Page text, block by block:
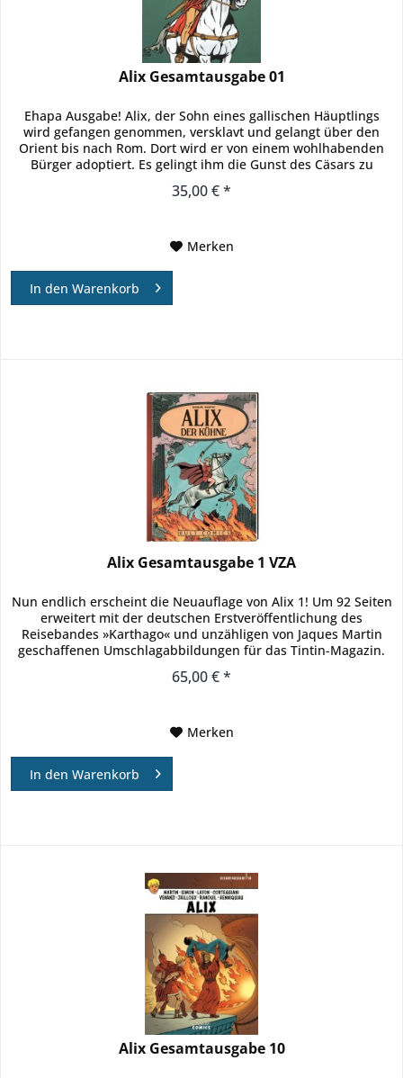
Alix Gesamtausgabe 01
Ehapa Ausgabe! Alix, der Sohn eines gallischen Häuptlings
wird gefangen genommen, versklavt und gelangt über den
Orient bis nach Rom. Dort wird er von einem wohlhabenden
Bürger adoptiert. Es gelingt ihm die Gunst des Cäsars zu
35,00 € *
Merken
In den Warenkorb
Alix Gesamtausgabe 1 VZA
Nun endlich erscheint die Neuauflage von Alix 1! Um 92 Seiten
erweitert mit der deutschen Erstveröffentlichung des
Reisebandes »Karthago« und unzähligen von Jaques Martin
geschaffenen Umschlagabbildungen für das Tintin-Magazin.
65,00 € *
Merken
In den Warenkorb
Alix Gesamtausgabe 10